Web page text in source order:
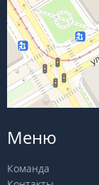
Меню
Команда